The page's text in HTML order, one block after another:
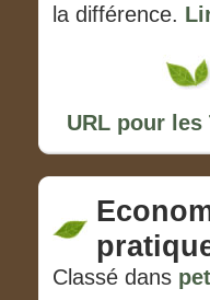
la différence.
URL pour les
Classé dans